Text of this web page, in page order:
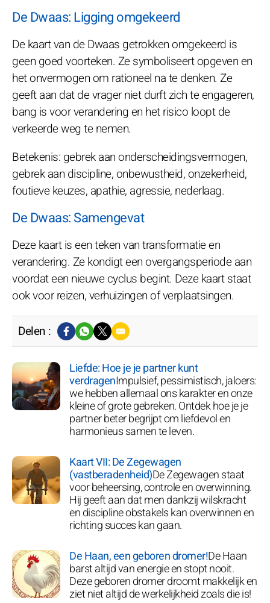
De Dwaas: Ligging omgekeerd
De kaart van de Dwaas getrokken omgekeerd is
geen goed voorteken. Ze symboliseert opgeven en
het onvermogen om rationeel na te denken. Ze
geeft aan dat de vrager niet durft zich te engageren,
bang is voor verandering en het risico loopt de
verkeerde weg te nemen.
Betekenis: gebrek aan onderscheidingsvermogen,
gebrek aan discipline, onbewustheid, onzekerheid,
foutieve keuzes, apathie, agressie, nederlaag.
De Dwaas: Samengevat
Deze kaart is een teken van transformatie en
verandering. Ze kondigt een overgangsperiode aan
voordat een nieuwe cyclus begint. Deze kaart staat
ook voor reizen, verhuizingen of verplaatsingen.
Delen :
Liefde: Hoe je je partner kunt
verdragenImpulsief, pessimistisch, jaloers:
we hebben allemaal ons karakter en onze
kleine of grote gebreken. Ontdek hoe je je
partner beter begrijpt om liefdevol en
harmonieus samen te leven.
Kaart VII: De Zegewagen
(vastberadenheid)De Zegewagen staat
voor beheersing, controle en overwinning.
Hij geeft aan dat men dankzij wilskracht
en discipline obstakels kan overwinnen en
richting succes kan gaan.
De Haan, een geboren dromer!De Haan
barst altijd van energie en stopt nooit.
Deze geboren dromer droomt makkelijk en
ziet niet altijd de werkelijkheid zoals die is!